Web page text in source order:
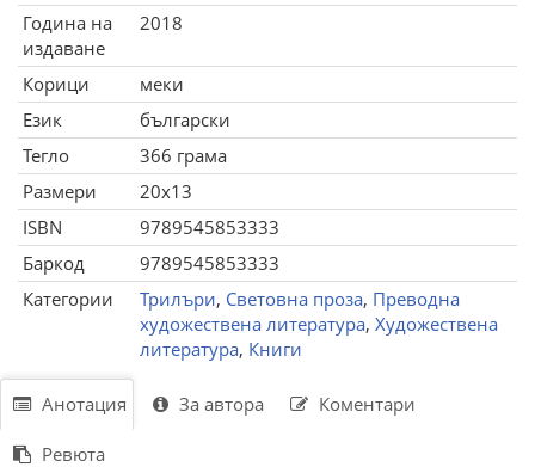
Година на
издаване
2018
Корици
меки
Език
български
Тегло
366 грама
Размери
20x13
ISBN
9789545853333
Баркод
9789545853333
Категории
Трилъри, Световна проза, Преводна
художествена литература, Художествена
литература, Книги
Анотация За автора Коментари
Ревюта